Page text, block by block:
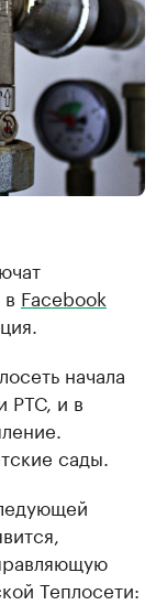
Facebook
начала
РТС, и в
сады.
Теплосети: